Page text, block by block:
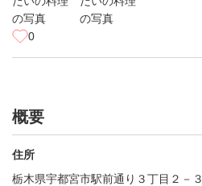
0
概要
住所
栃木県宇都宮市駅前通り３丁目２－３